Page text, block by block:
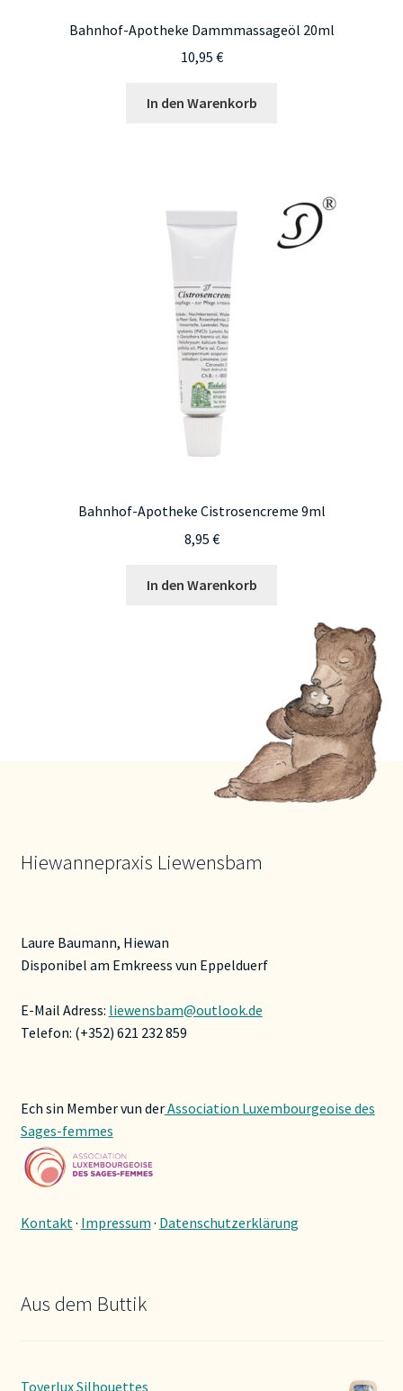
Bahnhof-Apotheke Dammmassageöl 20ml
10,95 €
In den Warenkorb
Bahnhof-Apotheke Cistrosencreme 9ml
8,95 €
In den Warenkorb
Hiewannepraxis Liewensbam
Laure Baumann, Hiewan
Disponibel am Emkreess vun Eppelduerf
E-Mail Adress: liewensbam@outlook.de
Telefon: (+352) 621 232 859
Ech sin Member vun derAssociation Luxembourgeoise des
Sages-femmes
Kontakt · Impressum · Datenschutzerklärung
Aus dem Buttik
Toverlux Silhouettes